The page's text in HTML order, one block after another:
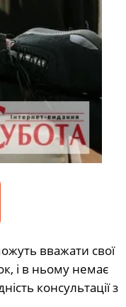
вважати свої
і в ньому немає
консультації з